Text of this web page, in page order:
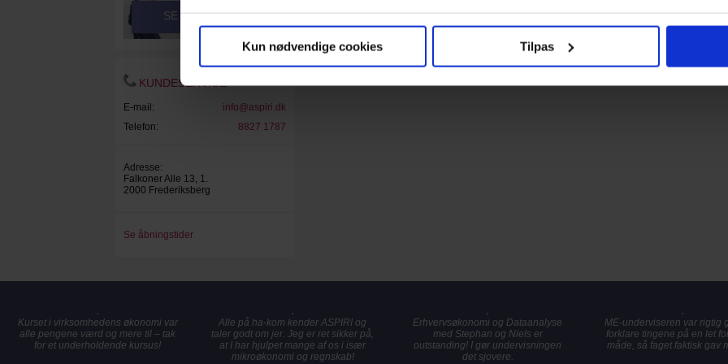
Kun nødvendige cookies Tilpas
SE VIDEOER
KUNDESERVICE
E-mail:
info@aspiri.dk
Telefon:
8827 1787
Adresse:
Falkoner Alle 13, 1.
2000 Frederiksberg
Se åbningstider
Kurset i virksomhedens økonomi var
alle pengene værd og mere til – tak
for et underholdende kursus!
Alle på ha-kom kender ASPIRI og
taler godt om jer. Jeg er ret sikker på,
at I har hjulpet mange af os i især
mikroøkonomi og regnskab!
Erhvervsøkonomi og Dataanalyse
med Stephan og Niels er
outstanding! I gør undervisningen
det sjovere.
ME-underviseren var rigtig
forklare tingene på en let
måde, så faget faktisk gav